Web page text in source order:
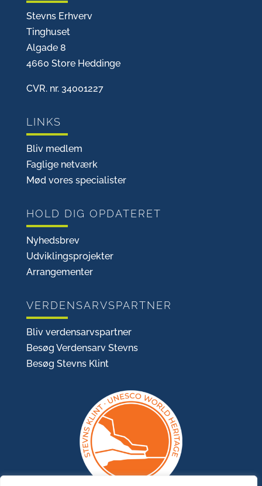
Stevns Erhverv
Tinghuset
Algade 8
4660 Store Heddinge
CVR. nr. 34001227
LINKS
Bliv medlem
Faglige netværk
Mød vores specialister
HOLD DIG OPDATERET
Nyhedsbrev
Udviklingsprojekter
Arrangementer
VERDENSARVSPARTNER
Bliv verdensarvspartner
Besøg Verdensarv Stevns
Besøg Stevns Klint